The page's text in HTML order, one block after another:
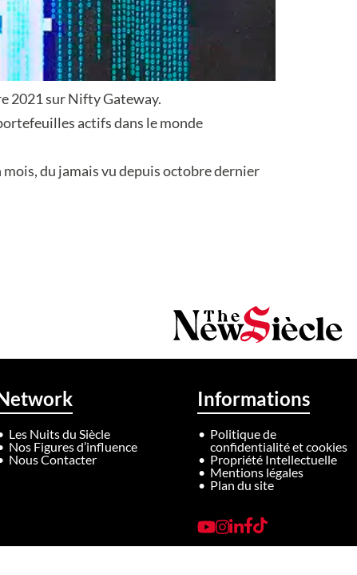
2021 sur Nifty Gateway.
actifs dans le monde
mois, du jamais vu depuis octobre dernier
Les Nuits du Siècle
Nos Figures d’influence
Nous Contacter
Informations
Politique de
confidentialité et cookies
Propriété Intellectuelle
Mentions légales
Plan du site